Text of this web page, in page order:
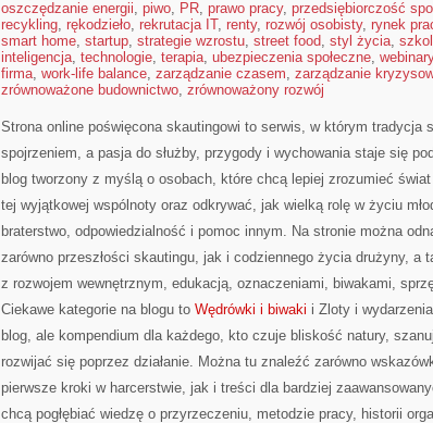
oszczędzanie energii, piwo, PR, prawo pracy, przedsiębiorczość
recykling, rękodzieło, rekrutacja IT, renty, rozwój osobisty, rynek
smart home, startup, strategie wzrostu, street food, styl życia,
inteligencja, technologie, terapia, ubezpieczenia społeczne, webinary
firma, work-life balance, zarządzanie czasem, zarządzanie
zrównoważone budownictwo, zrównoważony rozwój
Strona online poświęcona skautingowi to serwis, w którym tradycja
spojrzeniem, a pasja do służby, przygody i wychowania staje się
blog tworzony z myślą o osobach, które chcą lepiej zrozumieć
tej wyjątkowej wspólnoty oraz odkrywać, jak wielką rolę w życiu
braterstwo, odpowiedzialność i pomoc innym. Na stronie można
zarówno przeszłości skautingu, jak i codziennego życia drużyny, a
z rozwojem wewnętrznym, edukacją, oznaczeniami, biwakami,
Ciekawe kategorie na blogu to Wędrówki i biwaki i Zloty i
blog, ale kompendium dla każdego, kto czuje bliskość natury,
rozwijać się poprzez działanie. Można tu znaleźć zarówno
pierwsze kroki w harcerstwie, jak i treści dla bardziej
chcą pogłębiać wiedzę o przyrzeczeniu, metodzie pracy, historii